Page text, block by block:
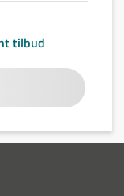
tilbud